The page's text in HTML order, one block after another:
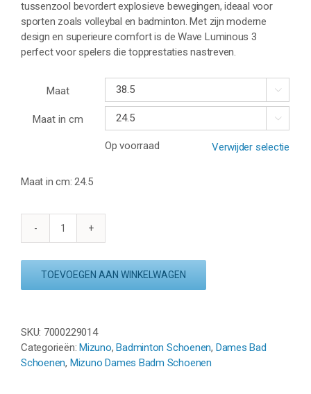
tussenzool bevordert explosieve bewegingen, ideaal voor
sporten zoals volleybal en badminton. Met zijn moderne
design en superieure comfort is de Wave Luminous 3
perfect voor spelers die topprestaties nastreven.
Maat 
Maat in cm 
Op voorraad Verwijder selectie
Maat in cm: 24.5
MIZUNO
3
aantal
TOEVOEGEN AAN WINKELWAGEN
SKU: 7000229014
Categorieën:Mizuno,Badminton Schoenen, Dames Bad
Schoenen, Mizuno Dames Badm Schoenen